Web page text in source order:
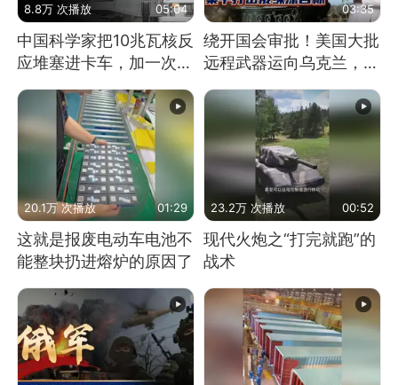
8.8万 次播放 05:04
中国科学家把10兆瓦核反
应堆塞进卡车，加一次燃
料能跑几十年
03:35
绕开国会审批！美国大批
远程武器运向乌克兰，集
中打击俄纵深目标
20.1万 次播放 01:29
这就是报废电动车电池不
能整块扔进熔炉的原因了
23.2万 次播放 00:52
现代火炮之“打完就跑”的
战术